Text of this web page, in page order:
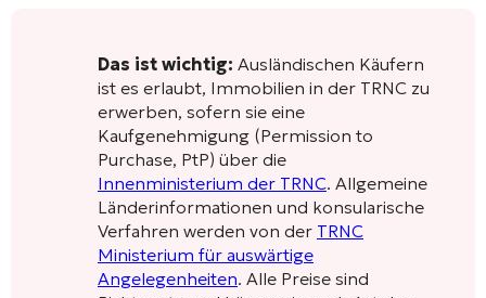
Das ist wichtig: Ausländischen Käufern
ist es erlaubt, Immobilien in der TRNC zu
erwerben, sofern sie eine
Kaufgenehmigung (Permission to
Purchase, PtP) über die
Innenministerium der TRNC. Allgemeine
Länderinformationen und konsularische
Verfahren werden von der TRNC
Ministerium für auswärtige
Angelegenheiten. Alle Preise sind